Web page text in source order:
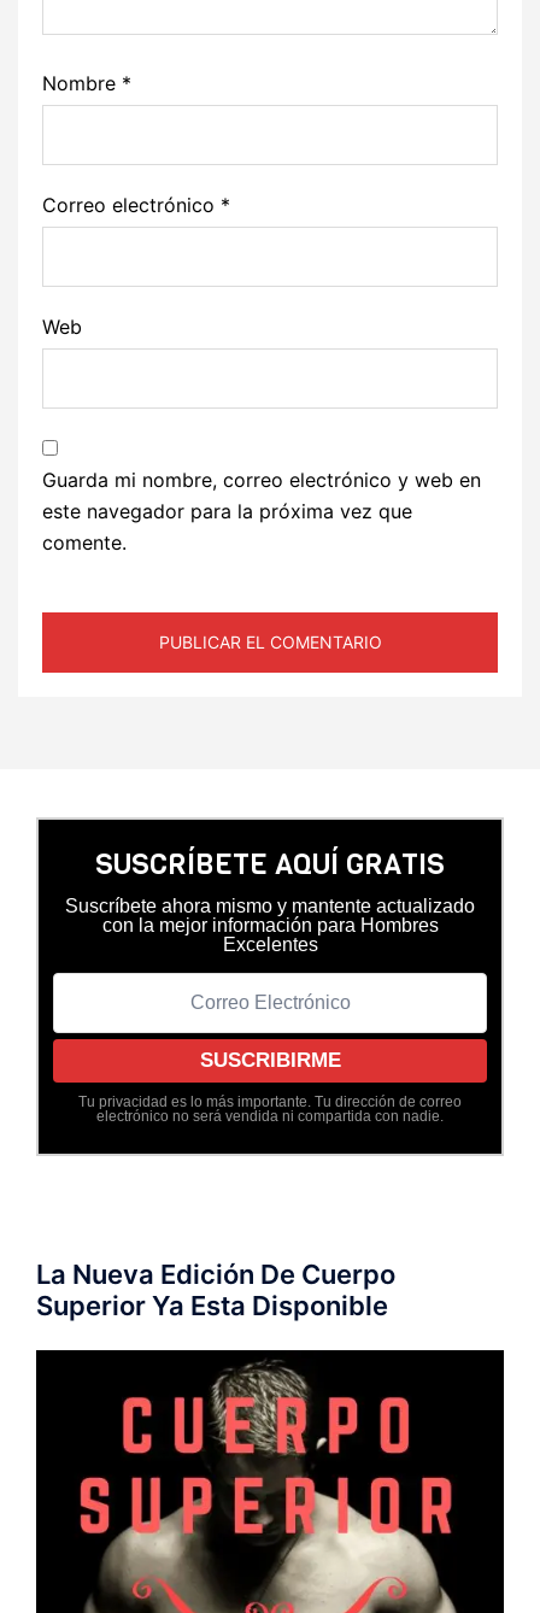
Nombre *
Correo electrónico *
Web
Guarda mi nombre, correo electrónico y web en
este navegador para la próxima vez que
comente.
SUSCRÍBETE AQUÍ GRATIS
Suscríbete ahora mismo y mantente actualizado
con la mejor información para Hombres
Excelentes
Tu privacidad es lo más importante. Tu dirección de correo
electrónico no será vendida ni compartida con nadie.
La Nueva Edición De Cuerpo
Superior Ya Esta Disponible